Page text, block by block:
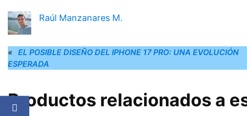
Raúl Manzanares M.
« EL POSIBLE DISEÑO DEL IPHONE 17 PRO: UNA EVOLUCIÓN
ESPERADA
Productos relacionados a